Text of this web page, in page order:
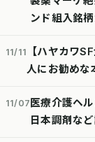
ンド組入銘
11/11
【ハヤカワ
人にお勧めな
11/07医療介護ヘ
日本調剤な